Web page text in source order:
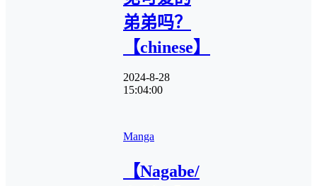
弟弟吗？
【chinese】
2024-8-28
15:04:00
Manga
【Nagabe/